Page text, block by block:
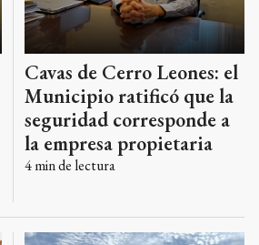
Cavas de Cerro Leones: el
Municipio ratificó que la
seguridad corresponde a
la empresa propietaria
4min de lectura